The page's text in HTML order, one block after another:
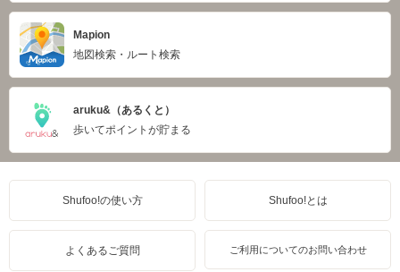
Mapion
地図検索・ルート検索
aruku&（あるくと）
歩いてポイントが貯まる
Shufoo!の使い方 Shufoo!とは
よくあるご質問 ご利用についてのお問い合わせ